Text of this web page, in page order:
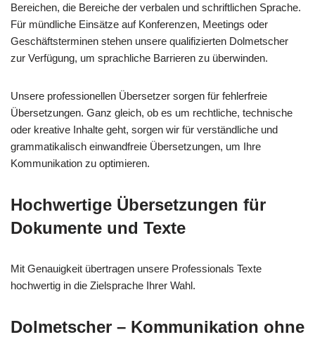
Bereichen, die Bereiche der verbalen und schriftlichen Sprache.
Für mündliche Einsätze auf Konferenzen, Meetings oder
Geschäftsterminen stehen unsere qualifizierten Dolmetscher
zur Verfügung, um sprachliche Barrieren zu überwinden.
Unsere professionellen Übersetzer sorgen für fehlerfreie
Übersetzungen. Ganz gleich, ob es um rechtliche, technische
oder kreative Inhalte geht, sorgen wir für verständliche und
grammatikalisch einwandfreie Übersetzungen, um Ihre
Kommunikation zu optimieren.
Hochwertige Übersetzungen für
Dokumente und Texte
Mit Genauigkeit übertragen unsere Professionals Texte
hochwertig in die Zielsprache Ihrer Wahl.
Dolmetscher – Kommunikation ohne